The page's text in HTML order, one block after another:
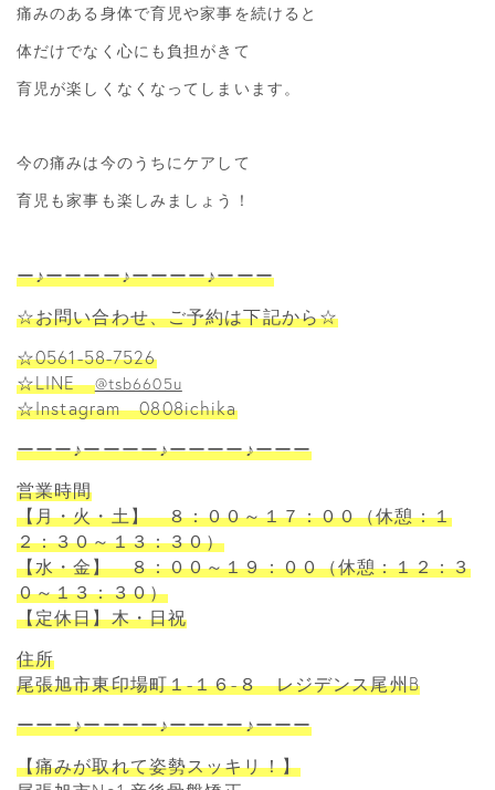
痛みのある身体で育児や家事を続けると
体だけでなく心にも負担がきて
育児が楽しくなくなってしまいます。
今の痛みは今のうちにケアして
育児も家事も楽しみましょう！
ー♪ーーーー♪ーーーー♪ーーー
☆お問い合わせ、ご予約は下記から☆
☆0561-58-7526
☆LINE@tsb6605u
☆Instagram 0808ichika
ーーー♪ーーーー♪ーーーー♪ーーー
営業時間
【月・火・土】 ８：００～１７：００（休憩：１
２：３０～１３：３０）
【水・金】 ８：００～１９：００（休憩：１２：３
０～１３：３０）
【定休日】木・日祝
住所
尾張旭市東印場町１-１６-８ レジデンス尾州B
ーーー♪ーーーー♪ーーーー♪ーーー
【痛みが取れて姿勢スッキリ！】